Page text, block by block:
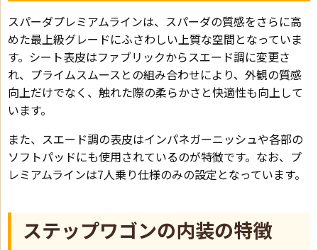
スパーダプレミアムラインは、スパーダの質感をさらに高
めた最上級グレードにふさわしい上質な空間となっていま
す。シート表皮はファブリックからスエード調に変更さ
れ、プライムスムースとの組み合わせにより、外観の質感
向上だけでなく、触れた際の柔らかさと快適性も向上して
います。
また、スエード調の表皮はインパネガーニッシュや各部の
ソフトパッドにも使用されているのが特徴です。なお、プ
レミアムラインは7人乗り仕様のみの設定となっています。
ステップワゴンの内装の特徴